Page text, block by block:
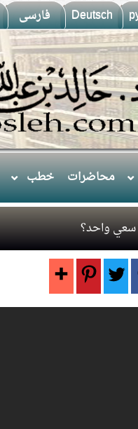
Deutsch فارسى
محاضرات خطب
سعي واحد؟